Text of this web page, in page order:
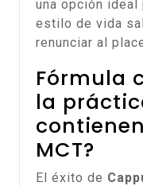
una opción ideal
estilo de vida
renunciar al
Fórmula
la
MCT?
El éxito de